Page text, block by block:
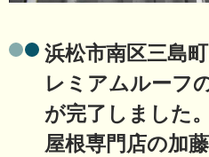
浜松市南区三島
レミアムルーフ
が完了しました
屋根専門店の加